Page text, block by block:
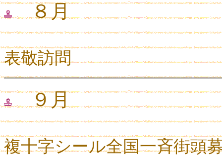
８月
表敬訪問
９月
複十字シール全国一斉街頭